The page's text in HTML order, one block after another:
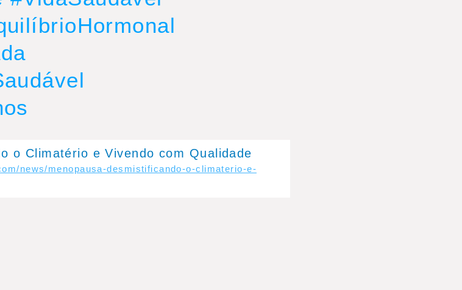
o Climatério e Vivendo com Qualidade
news/menopausa-desmistificando-o-climaterio-e-